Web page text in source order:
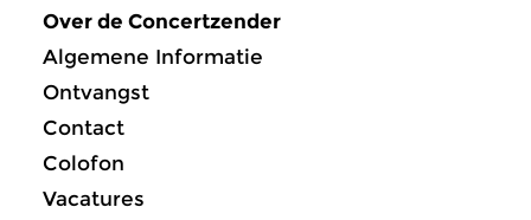
Over de Concertzender
Algemene Informatie
Ontvangst
Contact
Colofon
Vacatures